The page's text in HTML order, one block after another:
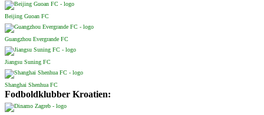
Beijing Guoan FC
Guangzhou Evergrande FC
Jiangsu Suning FC
Shanghai Shenhua FC
Fodboldklubber Kroatien: